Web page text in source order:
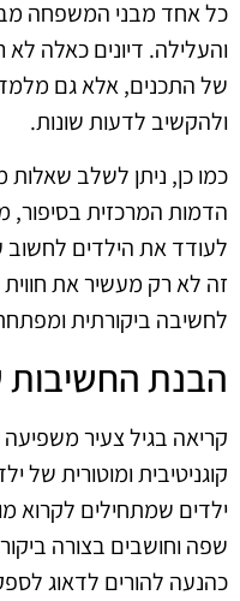
כל אחד מבני המשפחה
והעלילה. דיונים כאלה
של התכנים, אלא גם
ולהקשיב לדעות שונות.
כמו כן, ניתן לשלב שאלות
הדמות המרכזית בסיפור,
לעודד את הילדים לחשוב
זה לא רק מעשיר את
לחשיבה ביקורתית
הבנת החשיבות
קריאה בגיל צעיר
קוגניטיבית ומוטורית של
ילדים שמתחילים לקרוא
שפה וחושבים בצורה
כהנעה להורים לדאוג